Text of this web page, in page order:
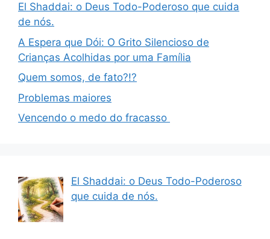
El Shaddai: o Deus Todo-Poderoso que cuida
de nós.
A Espera que Dói: O Grito Silencioso de
Crianças Acolhidas por uma Família
Quem somos, de fato?!?
Problemas maiores
Vencendo o medo do fracasso
El Shaddai: o Deus Todo-Poderoso
que cuida de nós.